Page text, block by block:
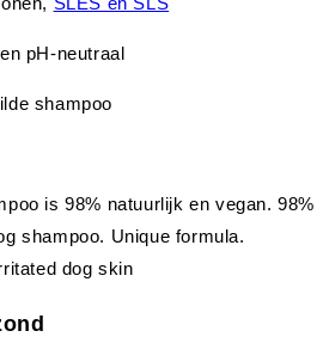
pH-neutraal
shampoo